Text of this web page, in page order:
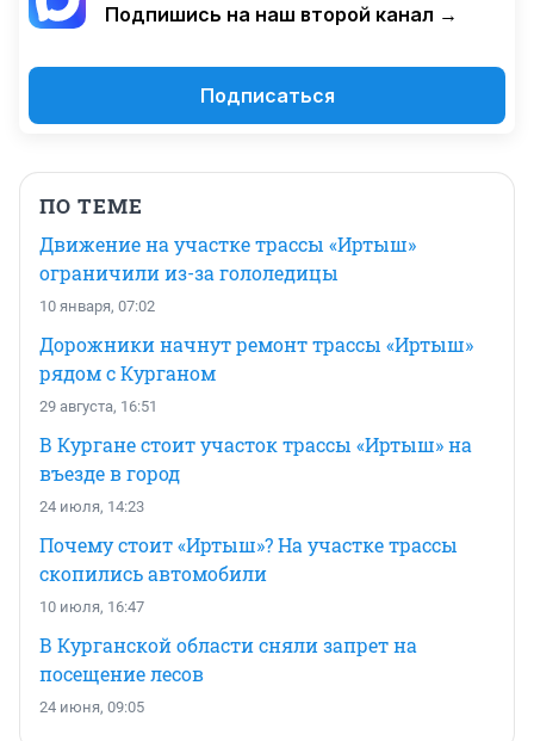
Подпишись на наш второй канал →
Подписаться
ПО ТЕМЕ
Движение на участке трассы «Иртыш»
ограничили из-за гололедицы
10 января, 07:02
Дорожники начнут ремонт трассы «Иртыш»
рядом с Курганом
29 августа, 16:51
В Кургане стоит участок трассы «Иртыш» на
въезде в город
24 июля, 14:23
Почему стоит «Иртыш»? На участке трассы
скопились автомобили
10 июля, 16:47
В Курганской области сняли запрет на
посещение лесов
24 июня, 09:05